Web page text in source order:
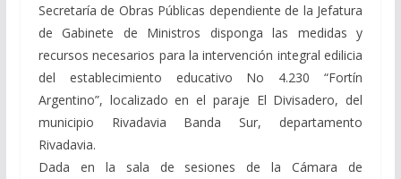
Secretaría de Obras Públicas dependiente de la Jefatura
de Gabinete de Ministros disponga las medidas y
recursos necesarios para la intervención integral edilicia
del establecimiento educativo No 4.230 “Fortín
Argentino”, localizado en el paraje El Divisadero, del
municipio Rivadavia Banda Sur, departamento
Rivadavia.
Dada en la sala de sesiones de la Cámara de